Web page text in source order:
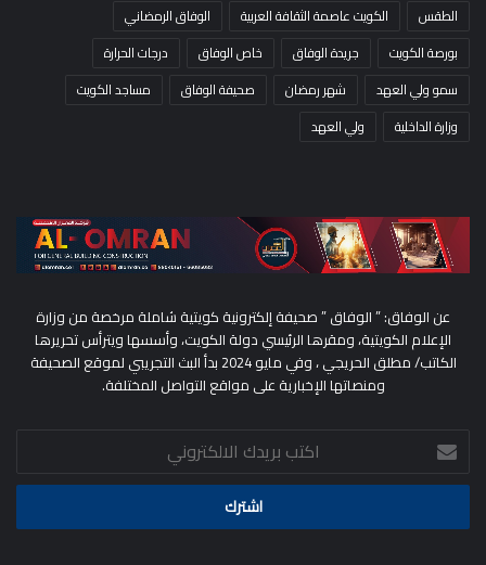
الطقس
الكويت عاصمة الثقافة العربية
الوفاق الرمضاني
بورصة الكويت
جريدة الوفاق خاص الوفاق
درجات الحرارة
سمو ولي العهد
شهر رمضان صحيفة الوفاق
مساجد الكويت
وزارة الداخلية
ولي العهد
عن الوفاق: ” الوفاق ” صحيفة إلكترونية كويتية شاملة مرخصة من وزارة
الإعلام الكويتية، ومقرها الرئيسي دولة الكويت، وأسسها ويترأس تحريرها
الكاتب/ مطلق الحريجي ، وفي مايو 2024 بدأ البث التجريبي لموقع الصحيفة
ومنصاتها الإخبارية على مواقع التواصل المختلفة.
اكتب
بريدك
الالكتروني